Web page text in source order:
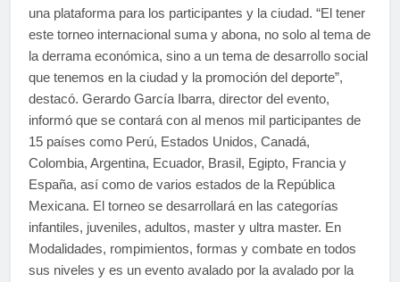
una plataforma para los participantes y la ciudad. “El tener
este torneo internacional suma y abona, no solo al tema de
la derrama económica, sino a un tema de desarrollo social
que tenemos en la ciudad y la promoción del deporte”,
destacó. Gerardo García Ibarra, director del evento,
informó que se contará con al menos mil participantes de
15 países como Perú, Estados Unidos, Canadá,
Colombia, Argentina, Ecuador, Brasil, Egipto, Francia y
España, así como de varios estados de la República
Mexicana. El torneo se desarrollará en las categorías
infantiles, juveniles, adultos, master y ultra master. En
Modalidades, rompimientos, formas y combate en todos
sus niveles y es un evento avalado por la avalado por la